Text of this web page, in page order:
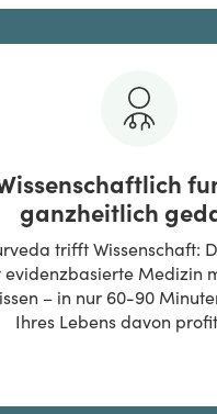
ganzheitlich
trifft Wissenschaft:
evidenzbasierte Medizin
– in nur 60-90
Ihres Lebens davon